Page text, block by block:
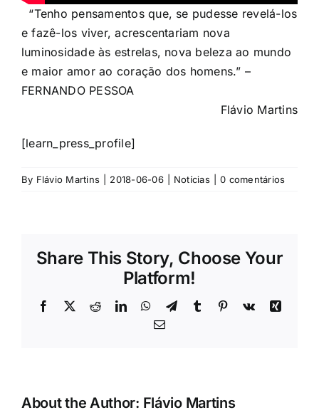
“Tenho pensamentos que, se pudesse revelá-los
e fazê-los viver, acrescentariam nova
luminosidade às estrelas, nova beleza ao mundo
e maior amor ao coração dos homens.” –
FERNANDO PESSOA
Flávio Martins
[learn_press_profile]
By Flávio Martins 2018-06-06 Notícias 0 comentários
Share This Story, Choose Your
Platform!
Facebook
X RedditLinkedInWhatsApp
TelegramTumblr Pinterest
Vk
Xing
Email
About the Author: Flávio Martins